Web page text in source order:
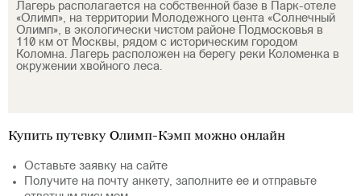
Лагерь располагается на собственной базе в Парк-отеле
«Олимп», на территории Молодежного цента «Солнечный
Олимп», в экологически чистом районе Подмосковья в
110 км от Москвы, рядом с историческим городом
Коломна. Лагерь расположен на берегу реки Коломенка в
окружении хвойного леса.
Купить путевку Олимп-Кэмп можно онлайн
Оставьте заявку на сайте
Получите на почту анкету, заполните ее и отправьте